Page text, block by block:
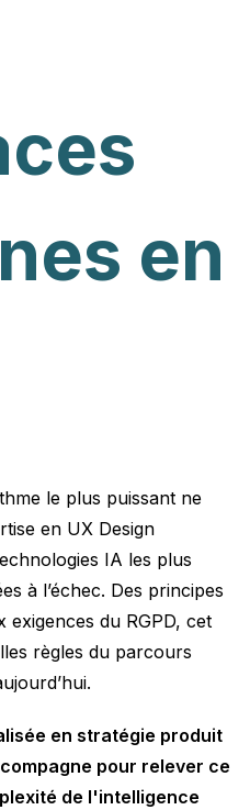
en
le plus puissant ne
en UX Design
IA les plus
à l’échec. Des principes
exigences du RGPD, cet
règles du parcours
en stratégie produit
pour relever ce
de l'intelligence